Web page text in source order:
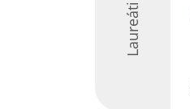
Laureáti